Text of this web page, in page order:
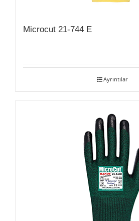
Microcut 21-744 E
Ayrıntılar